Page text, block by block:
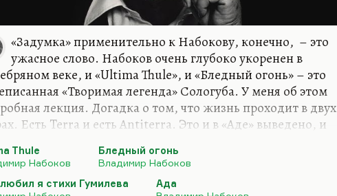
«Задумка» применительно к Набокову, конечно, – это
ужасное слово. Набоков очень глубоко укоренен в
веке, и «Ultima Thule», и «Бледный огонь» – это
«Творимая легенда» Сологуба. У меня об этом
лекция. Догадка о том, что жизнь проходит в двух
Есть Terra и есть Antiterra. Это и в «Аде» выведено, и
и дачный сосед, и король маленького
государства,
Thule
Набоков
Бледный огонь
Владимир Набоков
я стихи Гумилева
Ада